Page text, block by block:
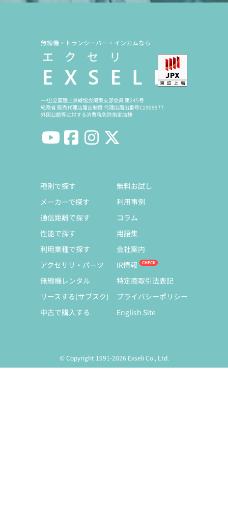
無線機・トランシーバー・インカムなら
一社)全国陸上無線協会関東支部会員 第245号
総務省 販売代理店届出制度 代理店届出番号C1909977
外国公館等に対する消費税免除指定店舗
種別で探す
メーカーで探す
通信距離で探す
性能で探す
利用業種で探す
アクセサリ・パーツ
無線機レンタル
リースする(サブスク)
中古で購入する
無料お試し
利用事例
コラム
用語集
会社案内
IR情報
特定商取引法表記
プライバシーポリシー
English Site
© Copyright 1991-2026 Exseli Co., Ltd.